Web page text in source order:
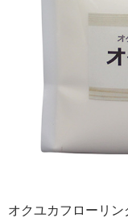
オクユカフローリ